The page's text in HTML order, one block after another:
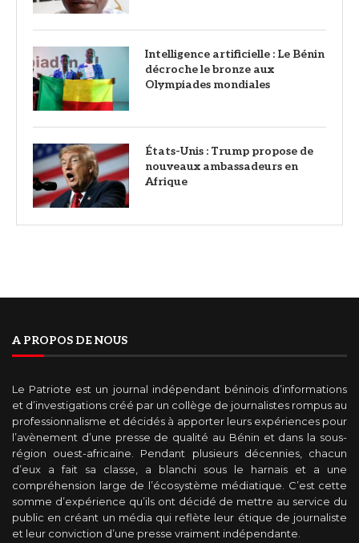
Intelligence artificielle : Le Bénin
décroche le bronze aux
Olympiades mondiales
États-Unis : Trump propose de
nouveaux ambassadeurs en
Afrique
A PROPOS DE NOUS
Le Patriote est un journal indépendant béninois d’informations
et d’investigations créé par un collège de journalistes rompus au
professionnalisme et décidés à apporter leurs expériences pour
l’avènement d’une presse de qualité au Bénin et dans la sous-
région ouest-africaine. Pendant plusieurs décennies, chacun
d’eux a fait sa classe, a blanchi sous le harnais et a une
compréhension large de l’écosystème médiatique. C’est cette
somme d’expérience qu’ils ont décidé de mettre au service du
public en créant un média qui reflète leur étique de journaliste
et leur conviction d’une presse vraiment indépendante.